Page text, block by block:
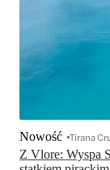
Z Vlore: Wyspa
Nowość Tirana